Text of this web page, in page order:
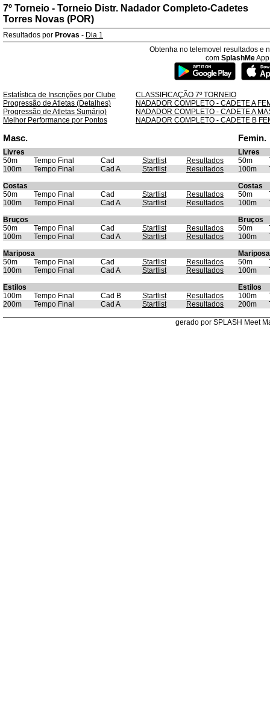
7º Torneio - Torneio Distr. Nadador Completo-Cadetes
Torres Novas (POR)
Resultados por Provas - Dia 1
Obtenha no telemovel resultados e
com SplashMe
Estatística de Inscrições por Clube
CLASSIFICAÇÃO 7º TORNEIO
Progressão de Atletas (Detalhes)
NADADOR COMPLETO - CADETE A
Progressão de Atletas Sumário)
NADADOR COMPLETO - CADETE A
Melhor Performance por Pontos
NADADOR COMPLETO - CADETE B
Masc. Femin.
Livres
Livres
50m
Tempo Final Cad Startlist Resultados 50m
100m
Tempo Final Cad A Startlist Resultados 100m
Costas
Costas
50m
Tempo Final Cad Startlist Resultados 50m
100m
Tempo Final Cad A Startlist Resultados 100m
Bruços
Bruços
50m
Tempo Final Cad Startlist Resultados 50m
100m
Tempo Final Cad A Startlist Resultados 100m
Mariposa
Mariposa
50m
Tempo Final Cad Startlist Resultados 50m
100m
Tempo Final Cad A Startlist Resultados 100m
Estilos
Estilos
100m
Tempo Final Cad B Startlist Resultados 100m
200m
Tempo Final Cad A Startlist Resultados 200m
gerado por SPLASH Meet